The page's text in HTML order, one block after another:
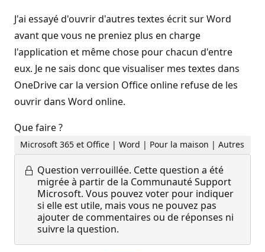
J'ai essayé d'ouvrir d'autres textes écrit sur Word
avant que vous ne preniez plus en charge
l'application et même chose pour chacun d'entre
eux. Je ne sais donc que visualiser mes textes dans
OneDrive car la version Office online refuse de les
ouvrir dans Word online.
Que faire ?
Microsoft 365 et Office | Word | Pour la maison | Autres
Question verrouillée. Cette question a été
migrée à partir de la Communauté Support
Microsoft. Vous pouvez voter pour indiquer
si elle est utile, mais vous ne pouvez pas
ajouter de commentaires ou de réponses ni
suivre la question.